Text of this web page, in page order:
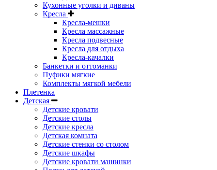
Кухонные уголки и диваны
Кресла
Кресла-мешки
Кресла массажные
Кресла подвесные
Кресла для отдыха
Кресла-качалки
Банкетки и оттоманки
Пуфики мягкие
Комплекты мягкой мебели
Плетенка
Детская
Детские кровати
Детские столы
Детские кресла
Детская комната
Детские стенки со столом
Детские шкафы
Детские кровати машинки